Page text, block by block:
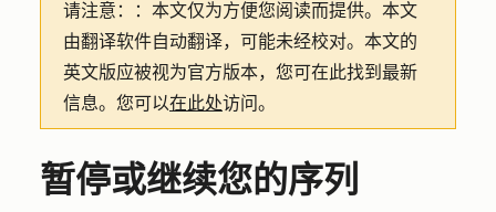
请注意： ：本文仅为方便您阅读而提供。 本文
由翻译软件自动翻译，可能未经校对。本文的
英文版应被视为官方版本，您可在此找到最新
信息。您可以在此处访问。
暂停或继续您的序列